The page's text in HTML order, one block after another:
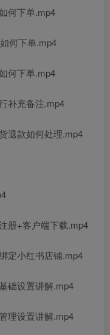
何下单.mp4
何下单.mp4
何下单.mp4
补充备注.mp4
退款如何处理.mp4
册+客户端下载.mp4
定小红书店铺.mp4
础设置讲解.mp4
理设置讲解.mp4